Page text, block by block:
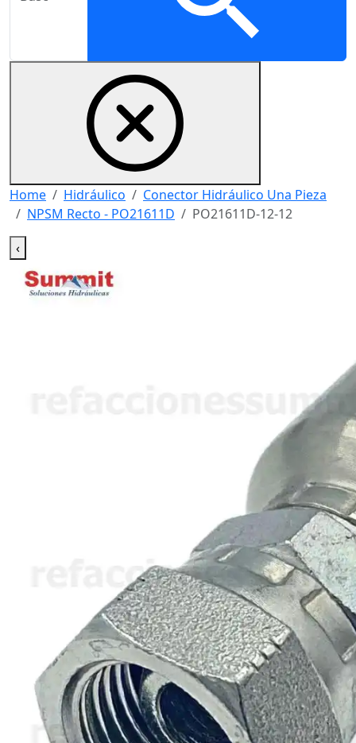
Home Hidráulico
Conector Hidráulico Una Pieza
NPSM Recto - PO21611D
PO21611D-12-12
‹